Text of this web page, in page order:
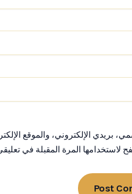
بريدي الإلكتروني، والموقع
لاستخدامها المرة المقبلة في